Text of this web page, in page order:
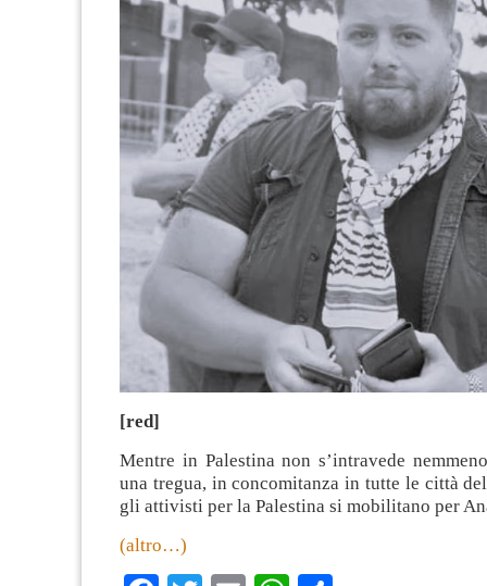
[red]
Mentre in Palestina non s’intravede
una tregua, in concomitanza in tutte le città
gli attivisti per la Palestina si mobilitano per
(altro…)